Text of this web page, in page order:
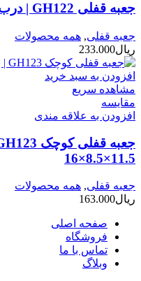
جعبه قفلی GH122 | درب دارویی ته قفلی 23.5×10×10
جعبه قفلی, همه محصولات
ریال233.000
افزودن به سبد خرید
مشاهده سریع
مقایسه
افزودن به علاقه مندی
11.5×8.5×16
جعبه قفلی, همه محصولات
ریال163.000
صفحه اصلی
فروشگاه
تماس با ما
وبلاگ